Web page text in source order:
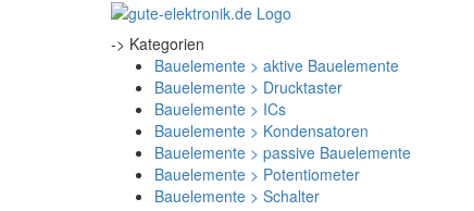
-> Kategorien
Bauelemente > aktive Bauelemente
Bauelemente > Drucktaster
Bauelemente > ICs
Bauelemente > Kondensatoren
Bauelemente > passive Bauelemente
Bauelemente > Potentiometer
Bauelemente > Schalter